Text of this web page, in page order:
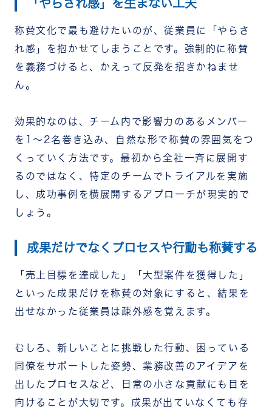
「やらされ感」を生まない工夫
称賛文化で最も避けたいのが、従業員に「やらさ
れ感」を抱かせてしまうことです。強制的に称賛
を義務づけると、かえって反発を招きかねませ
ん。
効果的なのは、チーム内で影響力のあるメンバー
を1〜2名巻き込み、自然な形で称賛の雰囲気をつ
くっていく方法です。最初から全社一斉に展開す
るのではなく、特定のチームでトライアルを実施
し、成功事例を横展開するアプローチが現実的で
しょう。
成果だけでなくプロセスや行動も称賛する
「売上目標を達成した」「大型案件を獲得した」
といった成果だけを称賛の対象にすると、結果を
出せなかった従業員は疎外感を覚えます。
むしろ、新しいことに挑戦した行動、困っている
同僚をサポートした姿勢、業務改善のアイデアを
出したプロセスなど、日常の小さな貢献にも目を
向けることが大切です。成果が出ていなくても存